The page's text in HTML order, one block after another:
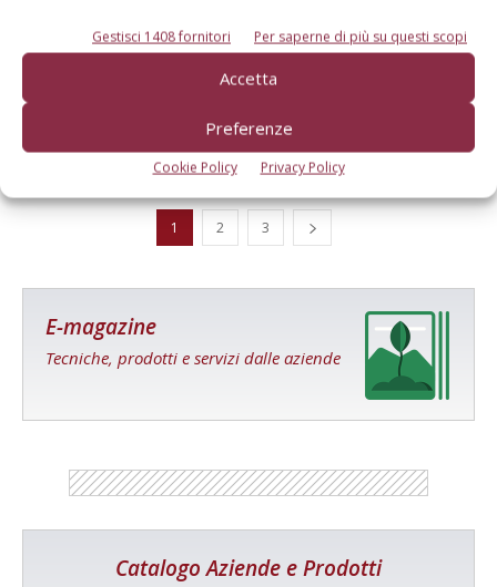
Gestisci 1408 fornitori Per saperne di più su questi scopi
Accetta
Preferenze
Cookie Policy Privacy Policy
Trattori agricoli e forestali 15,5 milioni
per la sicurezza
Di Corrado Fusai, Macchine e Motori Agricoli- 3 Dicembre 2014
1 2 3
E-magazine
Tecniche, prodotti e servizi dalle aziende
Catalogo Aziende e Prodotti